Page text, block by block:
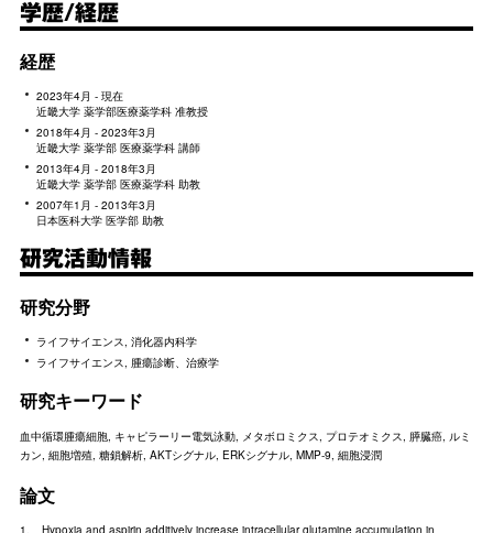
学歴/経歴
経歴
2023年4月 - 現在
近畿大学 薬学部医療薬学科 准教授
2018年4月 - 2023年3月
近畿大学 薬学部 医療薬学科 講師
2013年4月 - 2018年3月
近畿大学 薬学部 医療薬学科 助教
2007年1月 - 2013年3月
日本医科大学 医学部 助教
研究活動情報
研究分野
ライフサイエンス, 消化器内科学
ライフサイエンス, 腫瘍診断、治療学
研究キーワード
血中循環腫瘍細胞, キャピラーリー電気泳動, メタボロミクス, プロテオミクス, 膵臓癌, ルミ
カン, 細胞増殖, 糖鎖解析, AKTシグナル, ERKシグナル, MMP-9, 細胞浸潤
論文
Hypoxia and aspirin additively increase intracellular glutamine accumulation in